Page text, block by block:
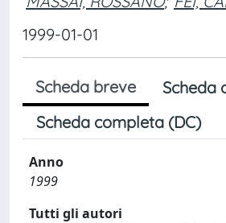
1999-01-01
Scheda breve
Scheda
Scheda completa (DC)
Anno
1999
Tutti gli autori